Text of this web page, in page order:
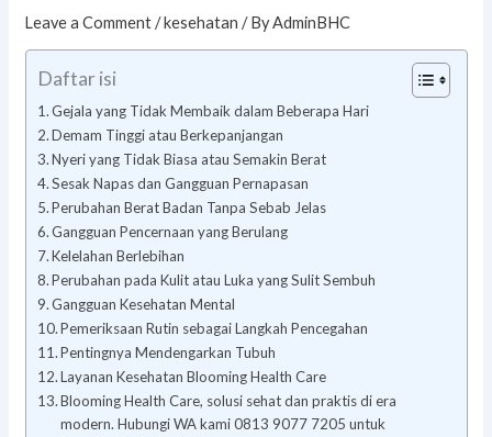
Leave a Comment /kesehatan / ByAdminBHC
Daftar isi
Gejala yang Tidak Membaik dalam Beberapa Hari
Demam Tinggi atau Berkepanjangan
Nyeri yang Tidak Biasa atau Semakin Berat
Sesak Napas dan Gangguan Pernapasan
Perubahan Berat Badan Tanpa Sebab Jelas
Gangguan Pencernaan yang Berulang
Kelelahan Berlebihan
Perubahan pada Kulit atau Luka yang Sulit Sembuh
Gangguan Kesehatan Mental
Pemeriksaan Rutin sebagai Langkah Pencegahan
Pentingnya Mendengarkan Tubuh
Layanan Kesehatan Blooming Health Care
Blooming Health Care, solusi sehat dan praktis di era
modern. Hubungi WA kami 0813 9077 7205 untuk